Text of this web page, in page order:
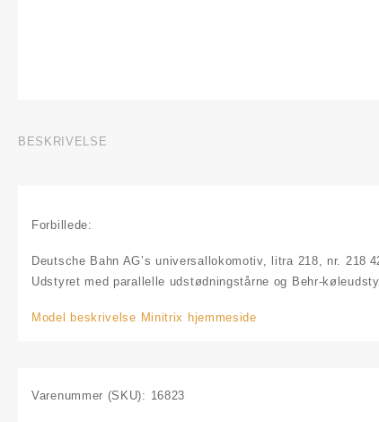
BESKRIVELSE
Forbillede:
Deutsche Bahn AG’s universallokomotiv, litra 218, nr. 218
Udstyret med parallelle udstødningstårne og
Model beskrivelse Minitrix hjemmeside
Varenummer (SKU): 16823